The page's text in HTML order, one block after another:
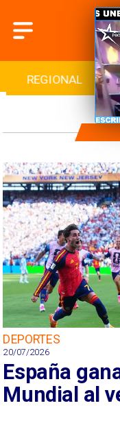
REGIONAL
DEPORTES
20/07/2026
España
Mundial al